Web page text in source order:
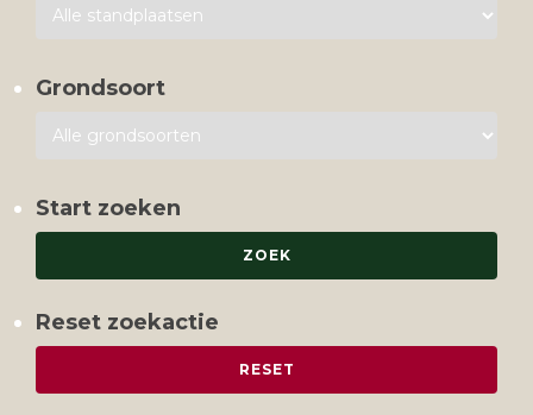
Grondsoort
Start zoeken
Reset zoekactie